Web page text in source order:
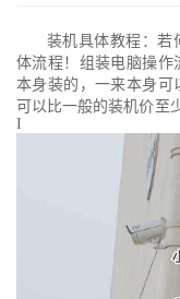
装机具体教程：若
体流程！组装电脑操作
本身装的，一来本身可
可以比一般的装机价至
I